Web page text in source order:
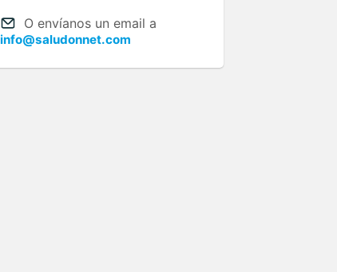
O envíanos un email a
info@saludonnet.com